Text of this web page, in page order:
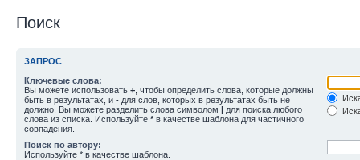
Поиск
ЗАПРОС
Ключевые слова:
Вы можете использовать + , чтобы определить слова, которые должны
быть в результатах, и - для слов, которых в результатах быть не
должно. Вы можете разделить слова символом | для поиска любого
слова из списка. Используйте * в качестве шаблона для частичного
совпадения.
Поиск по автору:
Используйте * в качестве шаблона.